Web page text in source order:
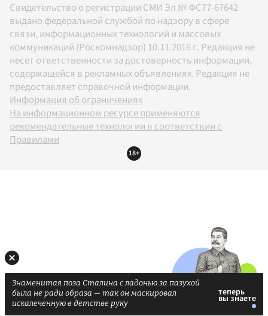
Свидетельство о регистрации СМИ Эл № ФС77-67642
выдано федеральной службой по надзору в сфере
связи, информационных технологий и массовых
коммуникаций (Роскомнадзор) 10.11.2016 г. Редакция не
несет ответственности за достоверность информации,
содержащейся в рекламных объявлениях. Редакция не
предоставляет справочной информации.
Информация об ограничениях
На информационном ресурсе применяются
рекомендательные технологии в соответствии с
Правилами
18+
Знаменитая поза Сталина с ладонью за пазухой
была не ради образа — так он маскировал
искалеченную в детстве руку